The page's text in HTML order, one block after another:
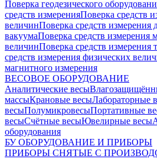
Поверка геодезического
средств измеренияПоверка средств
величинПоверка средств измерения
вакуумаПоверка средств измерения
величинПоверка средств измерения
средств измерения физических
магнитного измерения
ВЕСОВОЕ ОБОРУДОВАНИЕ
Аналитические весы
массыКрановые весыЛабораторные
весыПолумикровесыПортативные
весыСчётные весыЮвелирные весы
оборудования
БУ ОБОРУДОВАНИЕ И ПРИБОРЫ
ПРИБОРЫ СНЯТЫЕ С